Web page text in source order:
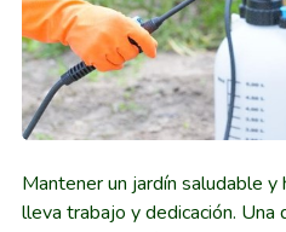
Mantener un jardín saludable
lleva trabajo y dedicación. Una